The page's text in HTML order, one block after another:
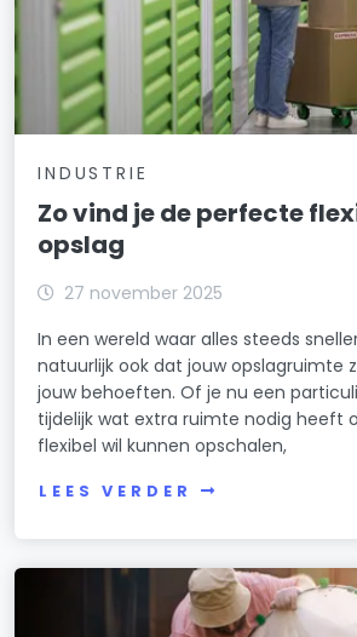
INDUSTRIE
Zo vind je de perfecte
opslag
27 november 2025
In een wereld waar alles steeds
natuurlijk ook dat jouw opslagruimte
jouw behoeften. Of je nu een
tijdelijk wat extra ruimte nodig heeft
flexibel wil kunnen opschalen,
LEES VERDER